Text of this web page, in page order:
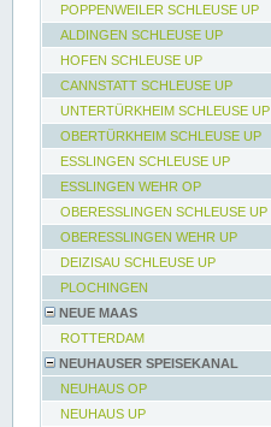
POPPENWEILER SCHLEUSE UP
ALDINGEN SCHLEUSE UP
HOFEN SCHLEUSE UP
CANNSTATT SCHLEUSE UP
UNTERTÜRKHEIM SCHLEUSE UP
OBERTÜRKHEIM SCHLEUSE UP
ESSLINGEN SCHLEUSE UP
ESSLINGEN WEHR OP
OBERESSLINGEN SCHLEUSE UP
OBERESSLINGEN WEHR UP
DEIZISAU SCHLEUSE UP
PLOCHINGEN
NEUE MAAS
ROTTERDAM
NEUHAUSER SPEISEKANAL
NEUHAUS OP
NEUHAUS UP